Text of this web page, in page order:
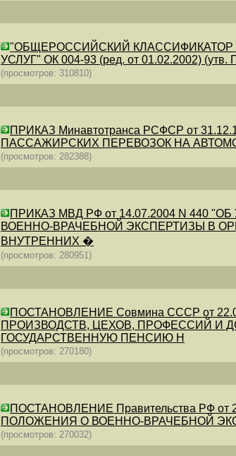
"ОБЩЕРОССИЙСКИЙ
УСЛУГ" ОК 004-93 (ред. от 01.02.2002) (утв.
(просмотров: 310810)
ПРИКАЗ Минавтотранса РСФСР от
ПАССАЖИРСКИХ ПЕРЕВОЗОК НА
(просмотров: 282388)
ПРИКАЗ МВД РФ от 14.07.2004 N 440
ВОЕННО-ВРАЧЕБНОЙ ЭКСПЕРТИЗЫ В
ВНУТРЕННИХ �
(просмотров: 280951)
ПОСТАНОВЛЕНИЕ Совмина СССР от
ПРОИЗВОДСТВ, ЦЕХОВ, ПРОФЕССИЙ И
ГОСУДАРСТВЕННУЮ ПЕНСИЮ Н
(просмотров: 270180)
ПОСТАНОВЛЕНИЕ Правительства РФ от
ПОЛОЖЕНИЯ О ВОЕННО-ВРАЧЕБНОЙ
(просмотров: 270032)